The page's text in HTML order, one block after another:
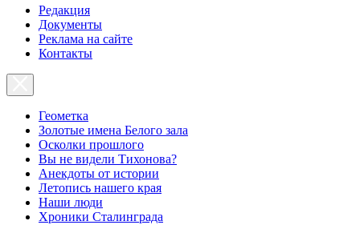
Редакция
Документы
Реклама на сайте
Контакты
Геометка
Золотые имена Белого зала
Осколки прошлого
Вы не видели Тихонова?
Анекдоты от истории
Летопись нашего края
Наши люди
Хроники Сталинграда